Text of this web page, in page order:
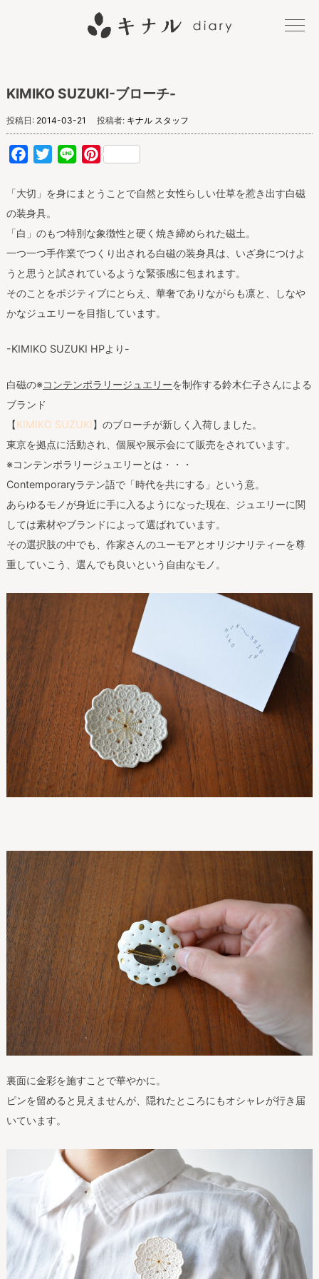
diary
KIMIKO SUZUKI-ブローチ-
投稿日: 2014-03-21 投稿者: キナル スタッフ
FacebookTwitterLine Pinterest
「大切」を身にまとうことで自然と女性らしい仕草を惹き出す白磁
の装身具。
「白」のもつ特別な象徴性と硬く焼き締められた磁土。
一つ一つ手作業でつくり出される白磁の装身具は、いざ身につけよ
うと思うと試されているような緊張感に包まれます。
そのことをポジティブにとらえ、華奢でありながらも凛と、しなや
かなジュエリーを目指しています。
-KIMIKO SUZUKI HPより-
白磁の※コンテンポラリージュエリーを制作する鈴木仁子さんによる
ブランド
【KIMIKO SUZUKI】のブローチが新しく入荷しました。
東京を拠点に活動され、個展や展示会にて販売をされています。
※コンテンポラリージュエリーとは・・・
Contemporaryラテン語で「時代を共にする」という意。
あらゆるモノが身近に手に入るようになった現在、ジュエリーに関
しては素材やブランドによって選ばれています。
その選択肢の中でも、作家さんのユーモアとオリジナリティーを尊
重していこう、選んでも良いという自由なモノ。
裏面に金彩を施すことで華やかに。
ピンを留めると見えませんが、隠れたところにもオシャレが行き届
いています。